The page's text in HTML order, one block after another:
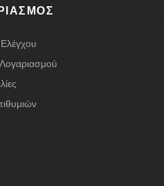
Οι
μπορούν
να
σελίδα
Λογαριασμού